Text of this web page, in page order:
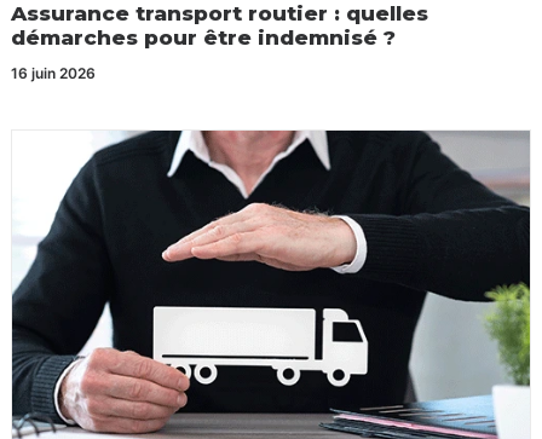
Assurance transport routier : quelles
démarches pour être indemnisé ?
16 juin 2026